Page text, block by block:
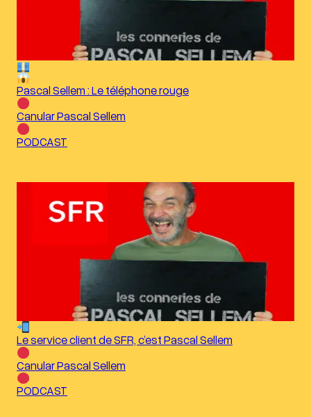
Pascal Sellem : Le téléphone rouge
Canular Pascal Sellem
PODCAST
Le service client de SFR, c’est Pascal Sellem
Canular Pascal Sellem
PODCAST